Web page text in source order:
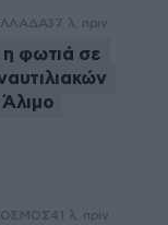
37 λ. πριν
φωτιά σε
41 λ. πριν